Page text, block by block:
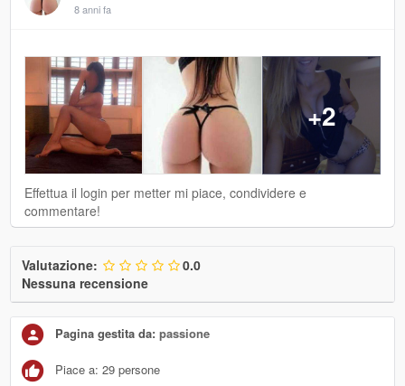
8 anni fa
+2
Effettua il login per metter mi piace, condividere e
commentare!
Valutazione:
0.0
Nessuna recensione
Pagina gestita da:passione
Piace a: 29 persone